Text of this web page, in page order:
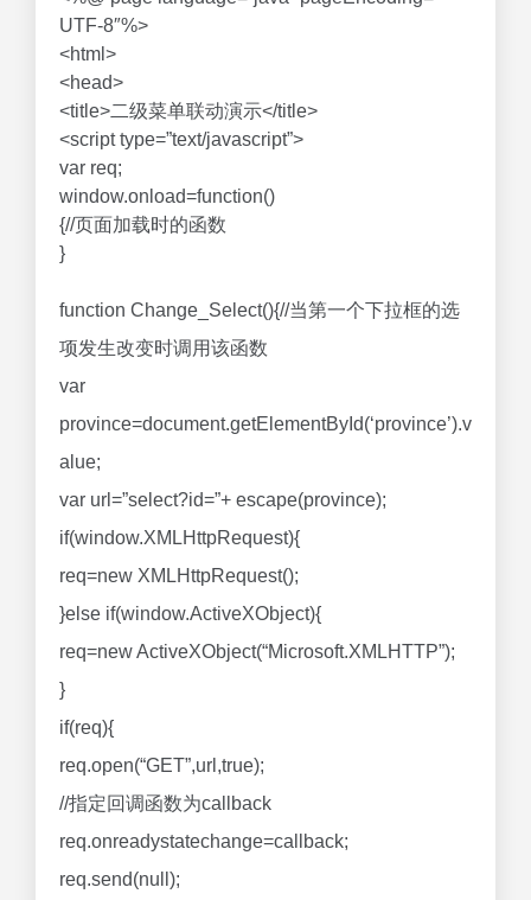
UTF-8″%>
<html>
<head>
<title>二级菜单联动演示</title>
<script type=”text/javascript”>
var req;
window.οnlοad=function()
{//页面加载时的函数
}
function Change_Select(){//当第一个下拉框的选
项发生改变时调用该函数
var
province=document.getElementById(‘province’).v
alue;
var url=”select?id=”+ escape(province);
if(window.XMLHttpRequest){
req=new XMLHttpRequest();
}else if(window.ActiveXObject){
req=new ActiveXObject(“Microsoft.XMLHTTP”);
}
if(req){
req.open(“GET”,url,true);
//指定回调函数为callback
req.onreadystatechange=callback;
req.send(null);